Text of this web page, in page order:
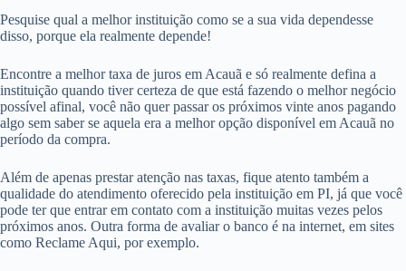
Pesquise qual a melhor instituição como se a sua vida dependesse
disso, porque ela realmente depende!
Encontre a melhor taxa de juros em Acauã e só realmente defina a
instituição quando tiver certeza de que está fazendo o melhor negócio
possível afinal, você não quer passar os próximos vinte anos pagando
algo sem saber se aquela era a melhor opção disponível em Acauã no
período da compra.
Além de apenas prestar atenção nas taxas, fique atento também a
qualidade do atendimento oferecido pela instituição em PI, já que você
pode ter que entrar em contato com a instituição muitas vezes pelos
próximos anos. Outra forma de avaliar o banco é na internet, em sites
como Reclame Aqui, por exemplo.